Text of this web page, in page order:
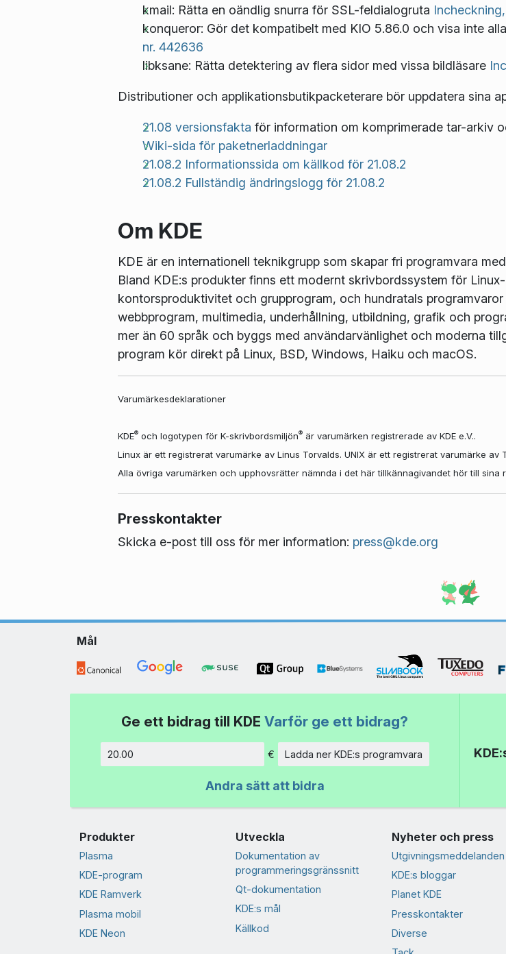
kmail: Rätta en oändlig snurra för SSL-feldialogruta Incheckning,
konqueror: Gör det kompatibelt med KIO 5.86.0 och visa inte
nr. 442636
libksane: Rätta detektering av flera sidor med vissa bildläsare
Distributioner och applikationsbutikpacketerare bör uppdatera sina
21.08 versionsfakta för information om komprimerade tar-arkiv
Wiki-sida för paketnerladdningar
21.08.2 Informationssida om källkod för 21.08.2
21.08.2 Fullständig ändringslogg för 21.08.2
Om KDE
KDE är en internationell teknikgrupp som skapar fri programvara
Bland KDE:s produkter finns ett modernt skrivbordssystem för
kontorsproduktivitet och grupprogram, och hundratals
webbprogram, multimedia, underhållning, utbildning, grafik och
mer än 60 språk och byggs med användarvänlighet och moderna
program kör direkt på Linux, BSD, Windows, Haiku och macOS.
Varumärkesdeklarationer
KDE® och logotypen för K-skrivbordsmiljön® är varumärken registrerade av KDE e.V..
Linux är ett registrerat varumärke av Linus Torvalds. UNIX är ett registrerat varumärke
Alla övriga varumärken och upphovsrätter nämnda i det här tillkännagivandet hör till sina
Presskontakter
Skicka e-post till oss för mer information: press@kde.org
Mål
Ge ett bidrag till KDE Varför ge ett bidrag?
Belopp
€ Ladda ner KDE:s programvara
Andra sätt att bidra
Produkter
Plasma
KDE-program
KDE Ramverk
Plasma mobil
KDE Neon
Utveckla
Dokumentation av
programmeringsgränssnitt
Qt-dokumentation
KDE:s mål
Källkod
Nyheter och press
Utgivningsmeddelanden
KDE:s bloggar
Planet KDE
Presskontakter
Diverse